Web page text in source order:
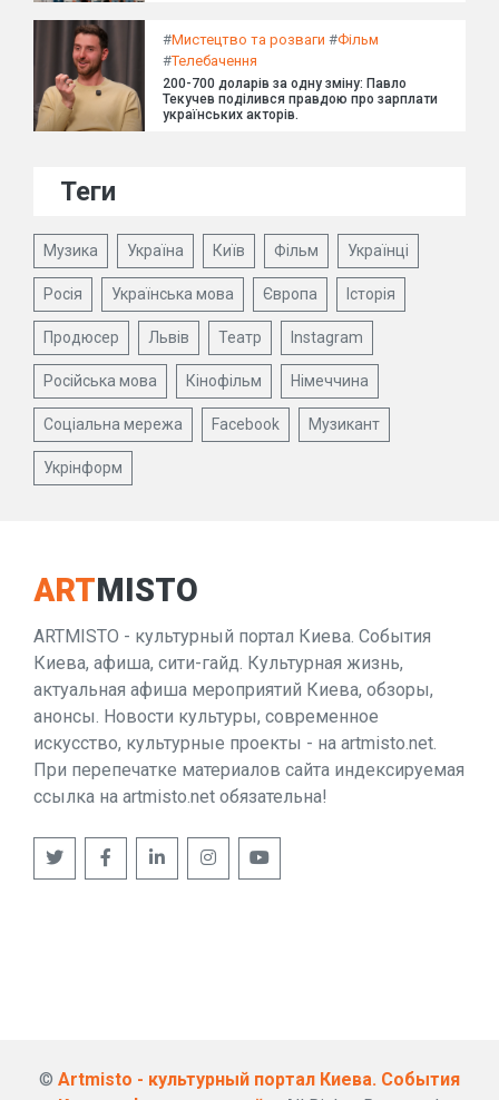
#Мистецтво та розваги #Фільм
#Телебачення
200-700 доларів за одну зміну: Павло
Текучев поділився правдою про зарплати
українських акторів.
Теги
Музика Україна Київ Фільм Українці
Росія Українська мова Європа Історія
Продюсер Львів Театр Instagram
Російська мова Кінофільм Німеччина
Соціальна мережа Facebook Музикант
Укрінформ
ARTMISTO
ARTMISTO - культурный портал Киева. События
Киева, афиша, сити-гайд. Культурная жизнь,
актуальная афиша мероприятий Киева, обзоры,
анонсы. Новости культуры, современное
искусство, культурные проекты - на artmisto.net.
При перепечатке материалов сайта индексируемая
ссылка на artmisto.net обязательна!
© Artmisto - культурный портал Киева. События